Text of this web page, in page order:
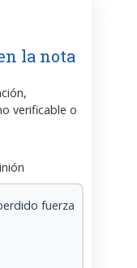
la nota
verificable o
fuerza